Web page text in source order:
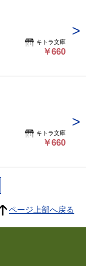
キトラ文庫
￥660
キトラ文庫
￥660
ページ上部へ戻る